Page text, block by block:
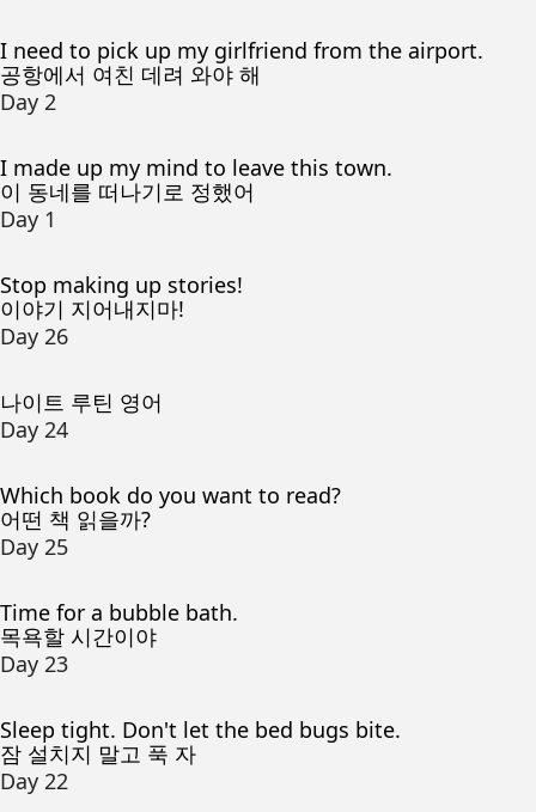
I need to pick up my girlfriend from the airport.
공항에서 여친 데려 와야 해
Day 2
I made up my mind to leave this town.
이 동네를 떠나기로 정했어
Day 1
Stop making up stories!
이야기 지어내지마!
Day 26
나이트 루틴 영어
Day 24
Which book do you want to read?
어떤 책 읽을까?
Day 25
Time for a bubble bath.
목욕할 시간이야
Day 23
Sleep tight. Don't let the bed bugs bite.
잠 설치지 말고 푹 자
Day 22